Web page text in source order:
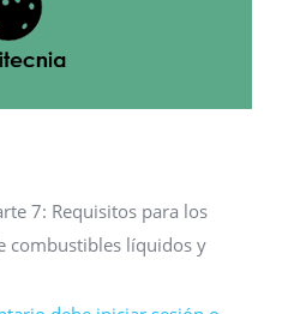
7: Requisitos para los
combustibles líquidos y